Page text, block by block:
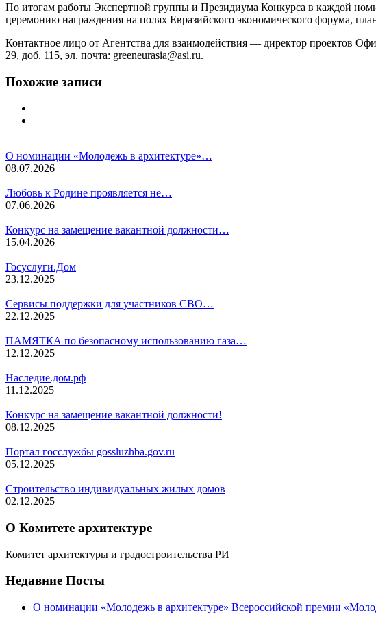
По итогам работы Экспертной группы и Президиума Конкурса в каждой
церемонию награждения на полях Евразийского экономического форума,
Контактное лицо от Агентства для взаимодействия — директор проектов
29, доб. 115, эл. почта: greeneurasia@asi.ru.
Похожие записи
О номинации «Молодежь в архитектуре»…
08.07.2026
Любовь к Родине проявляется не…
07.06.2026
Конкурс на замещение вакантной должности…
15.04.2026
Госуслуги.Дом
23.12.2025
Сервисы поддержки для участников СВО…
22.12.2025
ПАМЯТКА по безопасному использованию газа…
12.12.2025
Наследие.дом.рф
11.12.2025
Конкурс на замещение вакантной должности!
08.12.2025
Портал госслужбы gossluzhba.gov.ru
05.12.2025
Строительство индивидуальных жилых домов
02.12.2025
О Комитете архитектуре
Комитет архитектуры и градостроительства РИ
Недавние Посты
О номинации «Молодежь в архитектуре» Всероссийской премии